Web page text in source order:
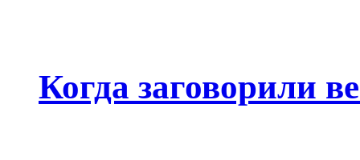
Когда заговорили